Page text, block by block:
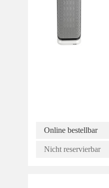
Online bestellbar
Nicht reservierbar